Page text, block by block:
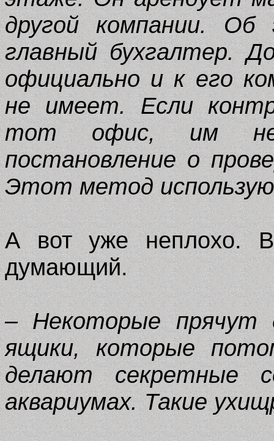
другой компании.
главный бухгалтер.
официально и к его
не имеет. Если
тот офис, им
постановление о
Этот метод
А вот уже неплохо.
думающий.
– Некоторые прячут
ящики, которые
делают секретные
аквариумах. Такие